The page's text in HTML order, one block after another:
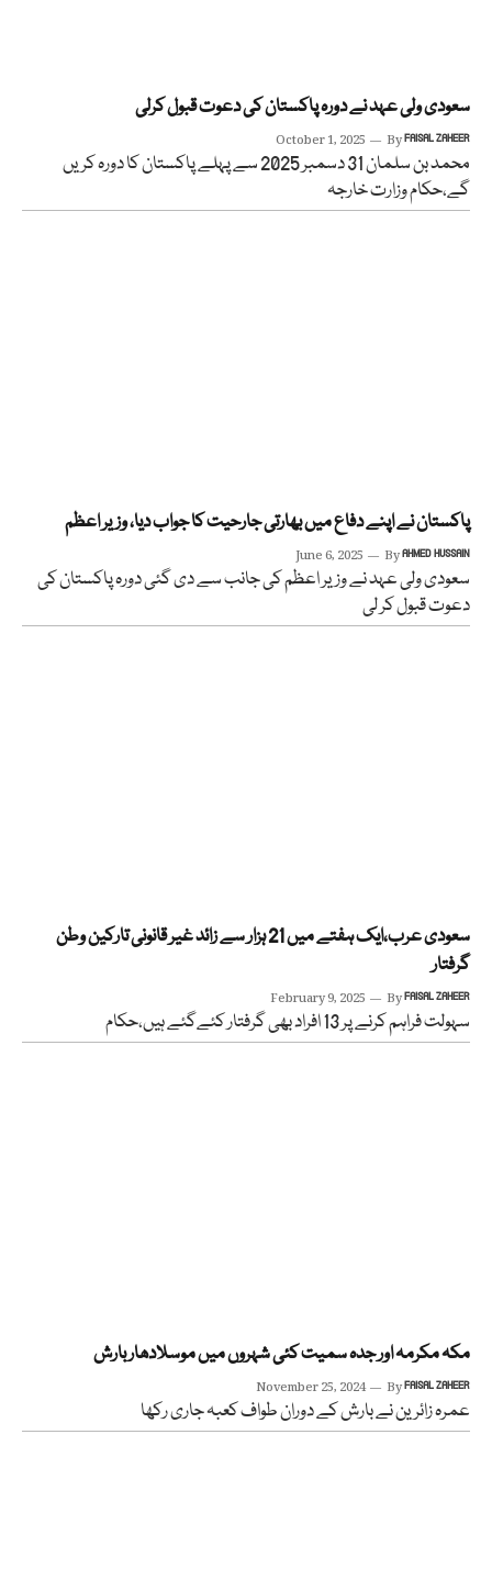
سعودی ولی عہد نے دورہ پاکستان کی دعوت قبول کرلی
October 1, 2025 ByFAISAL ZAHEER
محمد بن سلمان 31 دسمبر 2025 سے پہلے پاکستان کا دورہ کریں
گے،حکام وزارت خارجہ
پاکستان نے اپنے دفاع میں بھارتی جارحیت کا جواب دیا، وزیر اعظم
June 6, 2025 ByAHMED HUSSAIN
سعودی ولی عہد نے وزیر اعظم کی جانب سے دی گئی دورہ پاکستان کی
دعوت قبول کر لی
سعودی عرب،ایک ہفتے میں 21 ہزار سے زائد غیر قانونی تارکین وطن
گرفتار
February 9, 2025 ByFAISAL ZAHEER
سہولت فراہم کرنے پر 13 افراد بھی گرفتار کئےگئے ہیں،حکام
مکہ مکرمہ اور جدہ سمیت کئی شہروں میں موسلادھار بارش
November 25, 2024 ByFAISAL ZAHEER
عمرہ زائرین نے بارش کے دوران طواف کعبہ جاری رکھا